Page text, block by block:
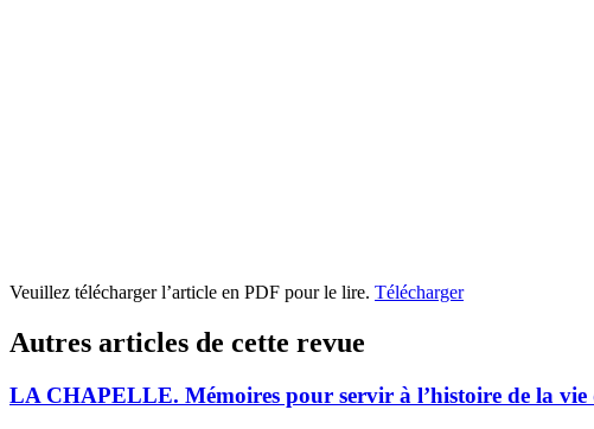
Veuillez télécharger l’article en PDF pour le lire. Télécharger
Autres articles de cette revue
LA CHAPELLE. Mémoires pour servir à l’histoire de la vie